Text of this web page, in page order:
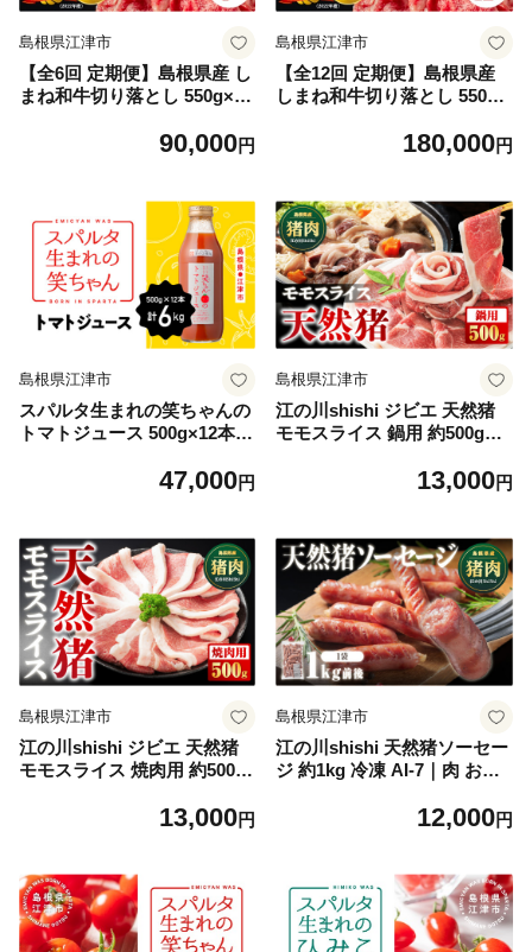
島根県江津市
【全6回 定期便】島根県産 し
まね和牛切り落とし 550g×6
便 3.3kg しまね和牛 切り落と
き焼き しゃぶしゃぶ 贈物 プ
レゼント ギフト お取り寄せ
お取り寄せグルメ グルメ｜
【NK-7】
90,000円
島根県江津市
【全12回 定期便】島根県産
しまね和牛切り落とし 550g×
期便 6.6kg しまね和牛 切り落
すき焼き しゃぶしゃぶ 贈物
プレゼント ギフト お取り寄
せ お取り寄せグルメ グルメ
｜【NK-8】
180,000円
島根県江津市
スパルタ生まれの笑ちゃんの
トマトジュース 500g×12本
ス 野菜ジュース フルーツト
島根県 江津市
47,000円
島根県江津市
江の川shishi ジビエ 天然猪
モモスライス 鍋用 約500g（2
しし肉 イノシシ肉 猪肉 スラ
島根県 江津市
13,000円
島根県江津市
江の川shishi ジビエ 天然猪
モモスライス 焼肉用 約500g
いのしし肉 イノシシ肉 猪肉
江津市
13,000円
島根県江津市
江の川shishi 天然猪ソーセー
ジ 約1kg 冷凍 AI-7｜肉 お肉
ジビエ ジビエ料理 ソーセー
市
12,000円